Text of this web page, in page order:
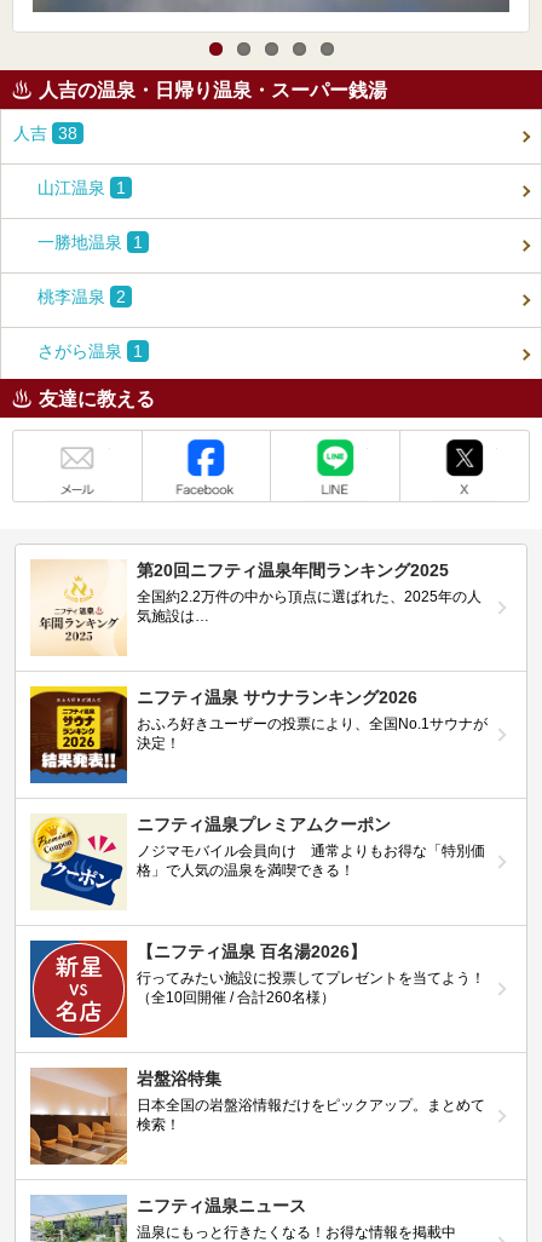
人吉の温泉・日帰り温泉・スーパー銭湯
人吉 38
山江温泉 1
一勝地温泉 1
桃李温泉 2
さがら温泉 1
友達に教える
第20回ニフティ温泉年間ランキング2025
全国約2.2万件の中から頂点に選ばれた、2025年の人
気施設は…
ニフティ温泉 サウナランキング2026
おふろ好きユーザーの投票により、全国No.1サウナが
決定！
ニフティ温泉プレミアムクーポン
ノジマモバイル会員向け 通常よりもお得な「特別価
格」で人気の温泉を満喫できる！
【ニフティ温泉 百名湯2026】
行ってみたい施設に投票してプレゼントを当てよう！
（全10回開催 / 合計260名様）
岩盤浴特集
日本全国の岩盤浴情報だけをピックアップ。まとめて
検索！
ニフティ温泉ニュース
温泉にもっと行きたくなる！お得な情報を掲載中